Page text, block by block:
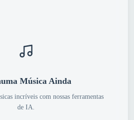
Música Ainda
incríveis com nossas ferramentas
de IA.